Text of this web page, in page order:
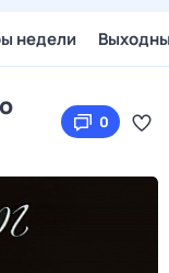
недели
0